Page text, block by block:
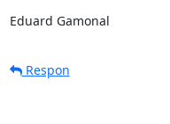
Eduard Gamonal
Respon